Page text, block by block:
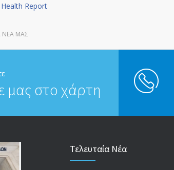
Health Report
ΝΈΑ ΜΑΣ
μας στο χάρτη
Τελευταία Νέα